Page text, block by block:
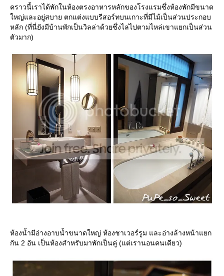
คราวนี้เราได้พักในห้องตรงอาหารหลักของโรงแรมซึ่งห้องพักมีขนาด
หญ่และอยู่สบาย ตกแต่งแบบรีสอร์ทบนเกาะที่มีไม้เป็นส่วนประกอบ
หลัก (ที่นี่ยังมีบ้านพักเป็นวิลล่าด้วยซึ่งไล่ไปตามไหล่เขาแยกเป็นส่วน
ตัวมาก)
ห้องน้ำมีอ่างอาบน้ำขนาดใหญ่ ห้องชาเวอร์รูม และอ่างล้างหน้าแยก
กัน 2 อัน เป็นห้องสำหรับมาพักเป็นคู่ (แต่เรานอนคนเดียว)